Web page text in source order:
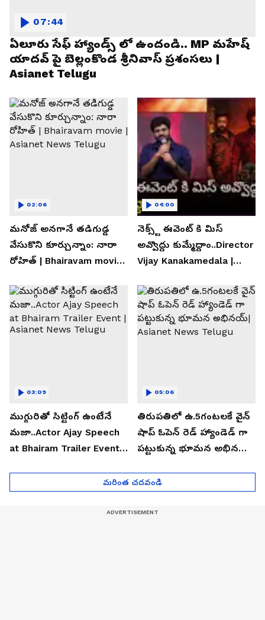
ఏలూరు సేఫ్ హ్యాండ్స్ లో ఉందండి.. MP మహేష్
యాదవ్ పై బెల్లంకొండ శ్రీనివాస్ ప్రశంసలు |
Asianet Telugu
07:44
మనోజ్ అనగానే తడిగుడ్డ
వేసుకొని కూర్చున్నాం: నారా
రోహిత్ | Bhairavam movie |
02:06
నెక్స్ట్ ఈవెంట్ కి మిస్
అవ్వొద్దు కుమ్మేద్దాం..Director
Vijay Kanakamedala |
04:00
ముగ్గురితో సిట్టింగ్ ఉంటేనే
మజా..Actor Ajay Speech
at Bhairam Trailer Event |
03:09
తిరుపతిలో ఉ.5గంటలకే వైన్
షాప్ ఓపెన్ రెడ్ హ్యాండెడ్ గా
పట్టుకున్న భూమన అభినయ్|
05:06
మరింత చదవండి